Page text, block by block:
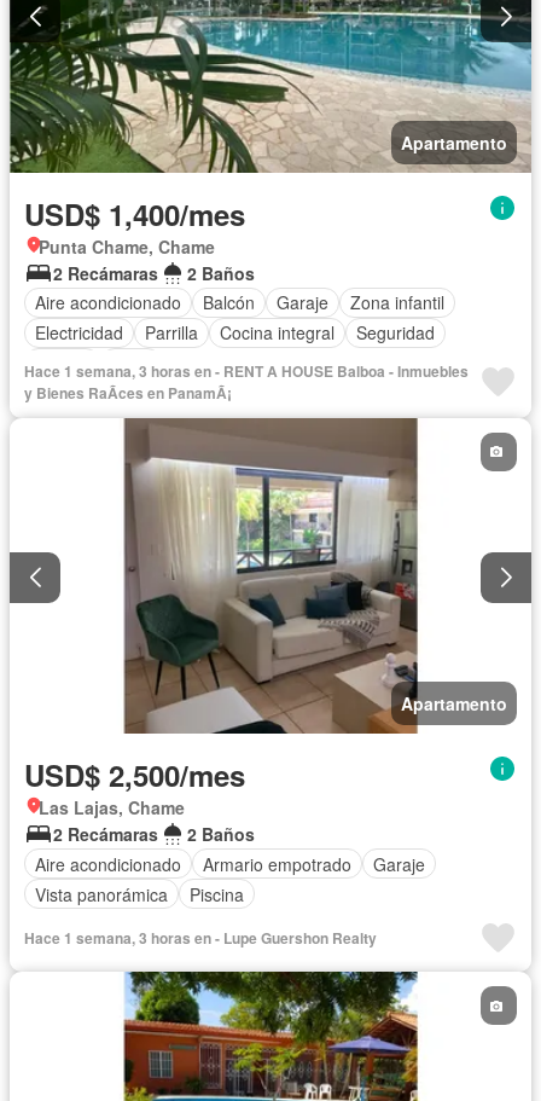
Apartamento
USD$ 1,400/mes
Punta Chame, Chame
2 Recámaras
2 Baños
Aire acondicionado
Balcón Garaje
Zona infantil
Electricidad
Parrilla Cocina integral
Seguridad
Piscina
Agua
Hace 1 semana, 3 horas en - RENT A HOUSE Balboa - Inmuebles
y Bienes RaÃ­ces en PanamÃ¡
Apartamento
USD$ 2,500/mes
Las Lajas, Chame
2 Recámaras
2 Baños
Aire acondicionado
Armario empotrado
Garaje
Vista panorámica
Piscina
Hace 1 semana, 3 horas en - Lupe Guershon Realty